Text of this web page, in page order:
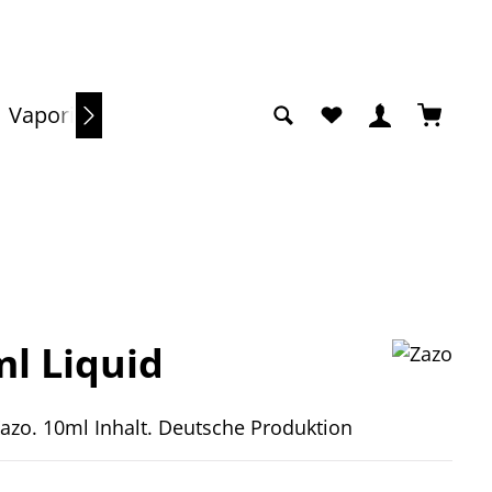
Vaporizer Du hast 0 Produkte
Liquid
10ml Inhalt. Deutsche Produktion